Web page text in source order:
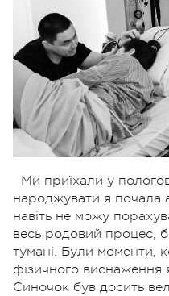
Ми приїхали у
народжувати я почала
навіть не можу
весь родовий процес,
тумані. Були моменти,
фізичного виснаження
Синочок був досить